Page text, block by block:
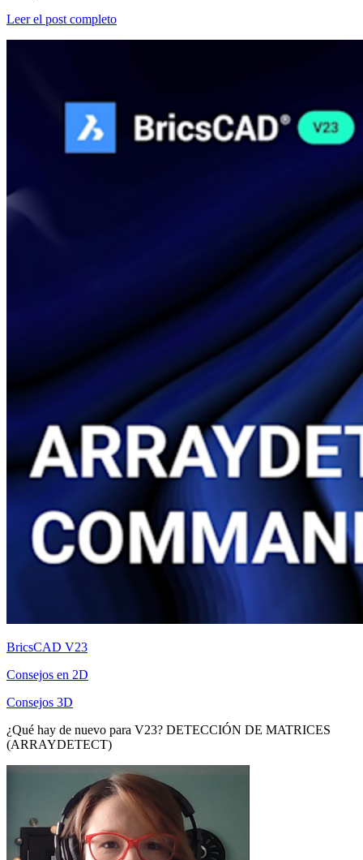
Leer el post completo
BricsCAD V23
Consejos en 2D
Consejos 3D
¿Qué hay de nuevo para V23? DETECCIÓN DE MATRICES
(ARRAYDETECT)